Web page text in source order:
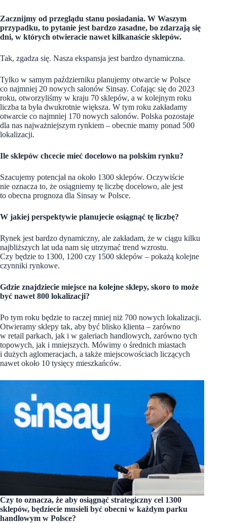
Zacznijmy od przeglądu stanu posiadania. W Waszym
przypadku, to pytanie jest bardzo zasadne, bo zdarzają się
dni, w których otwieracie nawet kilkanaście sklepów.
Tak, zgadza się. Nasza ekspansja jest bardzo dynamiczna.
Tylko w samym październiku planujemy otwarcie w Polsce
co najmniej 20 nowych salonów Sinsay. Cofając się do 2023
roku, otworzyliśmy w kraju 70 sklepów, a w kolejnym roku
liczba ta była dwukrotnie większa. W tym roku zakładamy
otwarcie co najmniej 170 nowych salonów. Polska pozostaje
dla nas najważniejszym rynkiem – obecnie mamy ponad 500
lokalizacji.
Ile sklepów chcecie mieć docelowo na polskim rynku?
Szacujemy potencjał na około 1300 sklepów. Oczywiście
nie oznacza to, że osiągniemy tę liczbę docelowo, ale jest
to obecna prognoza dla Sinsay w Polsce.
W jakiej perspektywie planujecie osiągnąć tę liczbę?
Rynek jest bardzo dynamiczny, ale zakładam, że w ciągu kilku
najbliższych lat uda nam się utrzymać trend wzrostu.
Czy będzie to 1300, 1200 czy 1500 sklepów – pokażą kolejne
czynniki rynkowe.
Gdzie znajdziecie miejsce na kolejne sklepy, skoro to może
być nawet 800 lokalizacji?
Po tym roku będzie to raczej mniej niż 700 nowych lokalizacji.
Otwieramy sklepy tak, aby być blisko klienta – zarówno
w retail parkach, jak i w galeriach handlowych, zarówno tych
topowych, jak i mniejszych. Mówimy o średnich miastach
i dużych aglomeracjach, a także miejscowościach liczących
nawet około 10 tysięcy mieszkańców.
Czy to oznacza, że aby osiągnąć strategiczny cel 1300
sklepów, będziecie musieli być obecni w każdym parku
handlowym w Polsce?